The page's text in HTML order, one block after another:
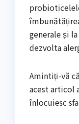
generale și
dezvolta
Amintiți-vă
acest articol
înlocuiesc